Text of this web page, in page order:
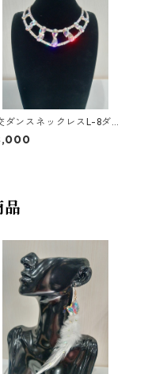
ダンスネックレスL-8ダン
クセサリーベリーダンス
イダルアクセサリー